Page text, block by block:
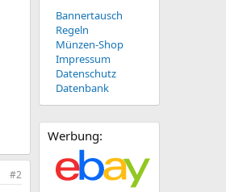
#2
Bannertausch
Regeln
Münzen-Shop
Impressum
Datenschutz
Datenbank
Werbung: